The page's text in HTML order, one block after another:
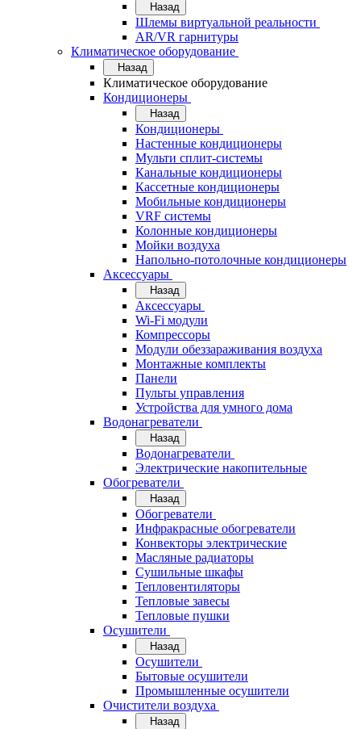
Назад
Шлемы виртуальной реальности
AR/VR гарнитуры
Климатическое оборудование
Назад
Климатическое оборудование
Кондиционеры
Назад
Кондиционеры
Настенные кондиционеры
Мульти сплит-системы
Канальные кондиционеры
Кассетные кондиционеры
Мобильные кондиционеры
VRF системы
Колонные кондиционеры
Мойки воздуха
Напольно-потолочные кондиционеры
Аксессуары
Назад
Аксессуары
Wi-Fi модули
Компрессоры
Модули обеззараживания воздуха
Монтажные комплекты
Панели
Пульты управления
Устройства для умного дома
Водонагреватели
Назад
Водонагреватели
Электрические накопительные
Обогреватели
Назад
Обогреватели
Инфракрасные обогреватели
Конвекторы электрические
Масляные радиаторы
Сушильные шкафы
Тепловентиляторы
Тепловые завесы
Тепловые пушки
Осушители
Назад
Осушители
Бытовые осушители
Промышленные осушители
Очистители воздуха
Назад